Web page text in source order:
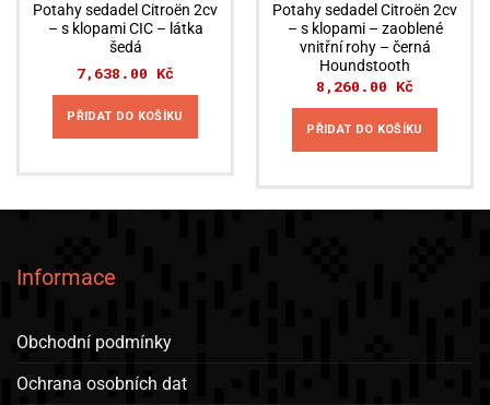
Potahy sedadel Citroën 2cv
– s klopami CIC – látka
šedá
7,638.00 Kč
PŘIDAT DO KOŠÍKU
Potahy sedadel Citroën 2cv
– s klopami – zaoblené
vnitřní rohy – černá
Houndstooth
8,260.00 Kč
PŘIDAT DO KOŠÍKU
Informace
Obchodní podmínky
Ochrana osobních dat